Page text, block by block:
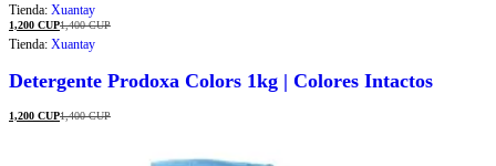
Tienda: Xuantay
1,200 CUP1,400CUP
Tienda: Xuantay
Detergente Prodoxa Colors 1kg | Colores Intactos
1,200 CUP1,400CUP